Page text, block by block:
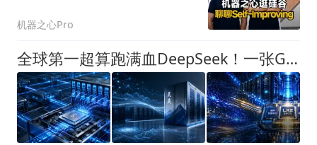
机器之心Pro
全球第一超算跑满血DeepSeek！一张GPU没用，打造超智融合「Token工厂」